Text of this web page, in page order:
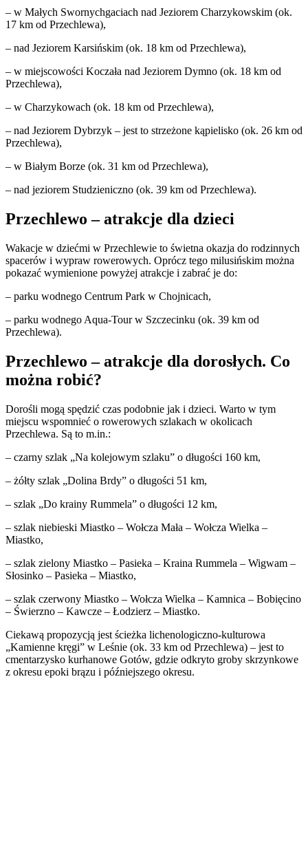
– w Małych Swornychgaciach nad Jeziorem Charzykowskim (ok.
17 km od Przechlewa),
– nad Jeziorem Karsińskim (ok. 18 km od Przechlewa),
– w miejscowości Koczała nad Jeziorem Dymno (ok. 18 km od
Przechlewa),
– w Charzykowach (ok. 18 km od Przechlewa),
– nad Jeziorem Dybrzyk – jest to strzeżone kąpielisko (ok. 26 km od
Przechlewa),
– w Białym Borze (ok. 31 km od Przechlewa),
– nad jeziorem Studzieniczno (ok. 39 km od Przechlewa).
Przechlewo – atrakcje dla dzieci
Wakacje w dziećmi w Przechlewie to świetna okazja do rodzinnych
spacerów i wypraw rowerowych. Oprócz tego milusińskim można
pokazać wymienione powyżej atrakcje i zabrać je do:
– parku wodnego Centrum Park w Chojnicach,
– parku wodnego Aqua-Tour w Szczecinku (ok. 39 km od
Przechlewa).
Przechlewo – atrakcje dla dorosłych. Co
można robić?
Dorośli mogą spędzić czas podobnie jak i dzieci. Warto w tym
miejscu wspomnieć o rowerowych szlakach w okolicach
Przechlewa. Są to m.in.:
– czarny szlak „Na kolejowym szlaku” o długości 160 km,
– żółty szlak „Dolina Brdy” o długości 51 km,
– szlak „Do krainy Rummela” o długości 12 km,
– szlak niebieski Miastko – Wołcza Mała – Wołcza Wielka –
Miastko,
– szlak zielony Miastko – Pasieka – Kraina Rummela – Wigwam –
Słosinko – Pasieka – Miastko,
– szlak czerwony Miastko – Wołcza Wielka – Kamnica – Bobięcino
– Świerzno – Kawcze – Łodzierz – Miastko.
Ciekawą propozycją jest ścieżka lichenologiczno-kulturowa
„Kamienne kręgi” w Leśnie (ok. 33 km od Przechlewa) – jest to
cmentarzysko kurhanowe Gotów, gdzie odkryto groby skrzynkowe
z okresu epoki brązu i późniejszego okresu.